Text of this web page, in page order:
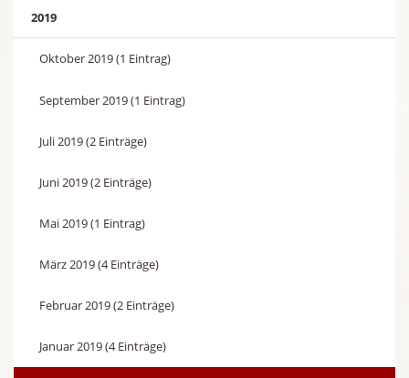
2019
Oktober 2019 (1 Eintrag)
September 2019 (1 Eintrag)
Juli 2019 (2 Einträge)
Juni 2019 (2 Einträge)
Mai 2019 (1 Eintrag)
März 2019 (4 Einträge)
Februar 2019 (2 Einträge)
Januar 2019 (4 Einträge)